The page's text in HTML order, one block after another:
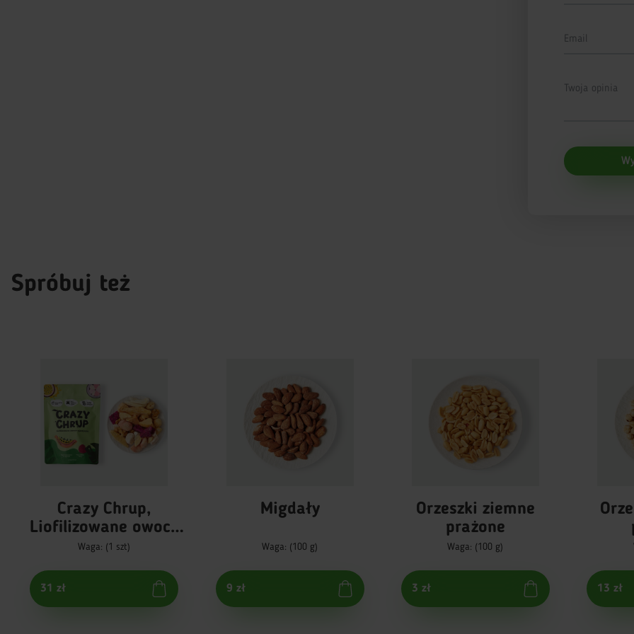
Email
Twoja opinia
Spróbuj też
Crazy Chrup,
Liofilizowane owoce
egzotyczne
Waga: (1 szt)
31 zł
Migdały
Waga: (100 g)
9 zł
Orzeszki ziemne
prażone
Waga: (100 g)
3 zł 13 zł